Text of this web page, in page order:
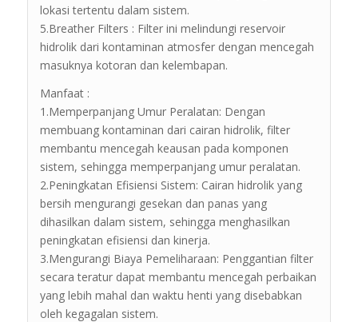
lokasi tertentu dalam sistem.
5.Breather Filters : Filter ini melindungi reservoir
hidrolik dari kontaminan atmosfer dengan mencegah
masuknya kotoran dan kelembapan.
Manfaat :
1.Memperpanjang Umur Peralatan: Dengan
membuang kontaminan dari cairan hidrolik, filter
membantu mencegah keausan pada komponen
sistem, sehingga memperpanjang umur peralatan.
2.Peningkatan Efisiensi Sistem: Cairan hidrolik yang
bersih mengurangi gesekan dan panas yang
dihasilkan dalam sistem, sehingga menghasilkan
peningkatan efisiensi dan kinerja.
3.Mengurangi Biaya Pemeliharaan: Penggantian filter
secara teratur dapat membantu mencegah perbaikan
yang lebih mahal dan waktu henti yang disebabkan
oleh kegagalan sistem.